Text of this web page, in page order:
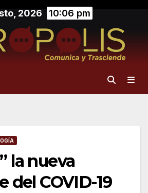
2026 10:06 pm
la nueva
del COVID-19